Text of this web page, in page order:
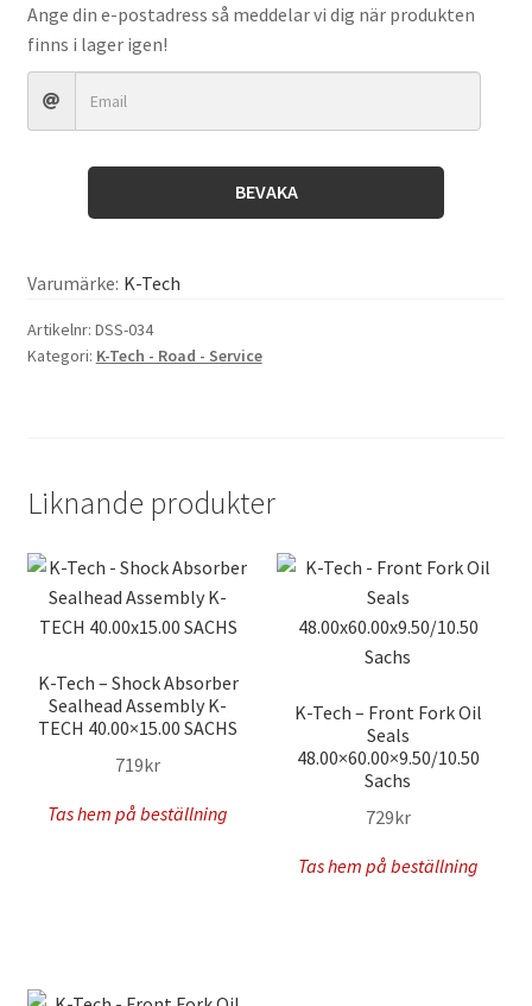
Seals
48.00x60.00/64.70x5.00/14.00
Sachs
Ange din e-postadress så meddelar vi dig när produkten
finns i lager igen!
BEVAKA
Varumärke: K-Tech
Artikelnr: DSS-034
Kategori: K-Tech - Road - Service
Liknande produkter
K-Tech – Shock Absorber
Sealhead Assembly K-
TECH 40.00×15.00 SACHS
719kr
Tas hem på beställning
K-Tech – Front Fork Oil
Seals
48.00×60.00×9.50/10.50
Sachs
729kr
Tas hem på beställning